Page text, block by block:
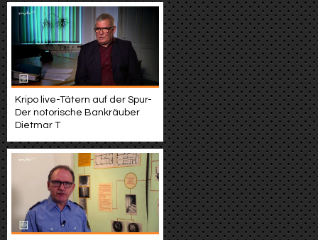
Kripo live-Tätern auf der Spur-
Der notorische Bankräuber
Dietmar T